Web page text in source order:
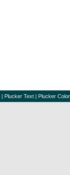
| Plucker Text | Plucker Color